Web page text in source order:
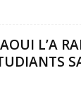
L’A